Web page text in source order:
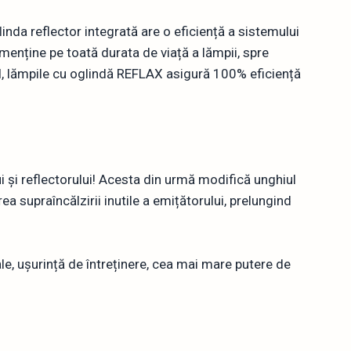
reflector integrată are o eficiență a sistemului
pe toată durata de viață a lămpii, spre
cu oglindă REFLAX asigură 100% eficiență
și reflectorului! Acesta din urmă modifică unghiul
supraîncălzirii inutile a emițătorului, prelungind
ușurință de întreținere, cea mai mare putere de